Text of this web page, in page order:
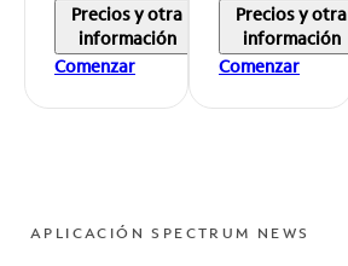
Precios y otra
información
Comenzar
Precios y otra
información
Comenzar
APLICACIÓN SPECTRUM NEWS